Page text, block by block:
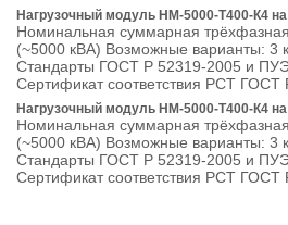
Нагрузочный модуль НМ-5000-Т400-К4
Номинальная суммарная
(~5000 кВА) Возможные варианты: 3
Стандарты ГОСТ Р 52319-2005 и
Сертификат соответствия РСТ ГОСТ
Нагрузочный модуль НМ-5000-Т400-К4
Номинальная суммарная
(~5000 кВА) Возможные варианты: 3
Стандарты ГОСТ Р 52319-2005 и
Сертификат соответствия РСТ ГОСТ